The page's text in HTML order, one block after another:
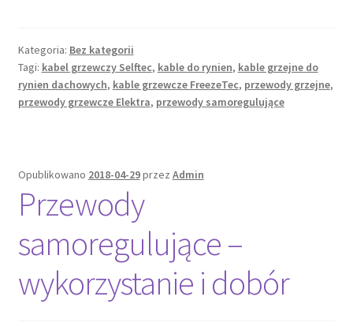
Kategoria: Bez kategorii
Tagi: kabel grzewczy Selftec, kable do rynien, kable grzejne do
rynien dachowych, kable grzewcze FreezeTec, przewody grzejne,
przewody grzewcze Elektra, przewody samoregulujące
Opublikowano 2018-04-29przez Admin
Przewody
samoregulujące –
wykorzystanie i dobór